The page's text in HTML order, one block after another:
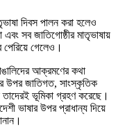
দিবস পালন করা হলেও
এবং সব জাতিগোষ্ঠীর মাতৃভাষায়
পেরিয়ে গেলেও।
আক্রমণের কথা
উপর জাতিগত, সাংস্কৃতিক
তাদেরই ভূমিকা গ্রহণ করেছে।
ভাষার উপর প্রাধান্য দিয়ে